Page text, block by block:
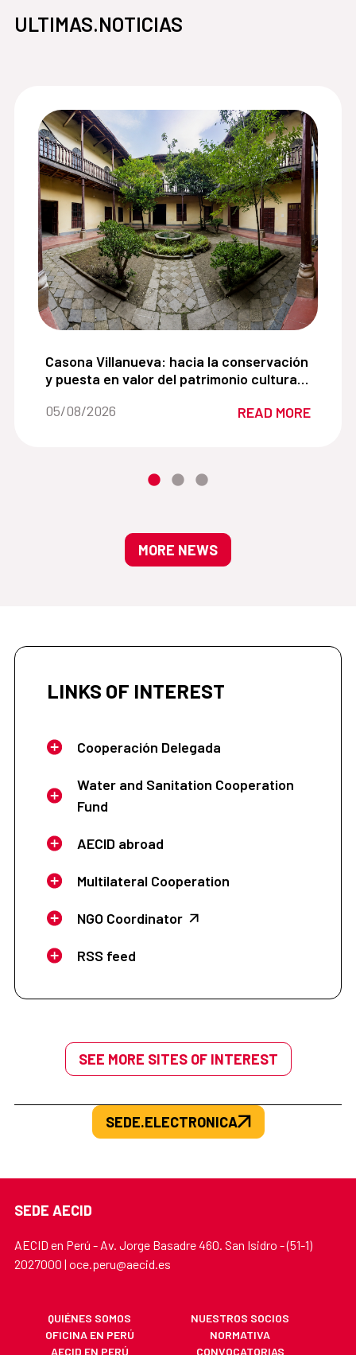
ULTIMAS.NOTICIAS
impulsar la recuperación del espacio público en
Casona Villanueva: hacia la conservación y
Casona Villanueva: hacia la conservación
y puesta en valor del patrimonio cultural
Date of the news::
05/08/2026 READ MORE
MORE NEWS
LINKS OF INTEREST
Cooperación Delegada
Water and Sanitation Cooperation
Fund
AECID abroad
Multilateral Cooperation
NGO Coordinator
RSS feed
SEE MORE SITES OF INTEREST
SEDE.ELECTRONICA
SEDE AECID
AECID en Perú - Av. Jorge Basadre 460. San Isidro - (51-1)
2027000 | oce.peru@aecid.es
QUIÉNES SOMOS
NUESTROS SOCIOS
OFICINA EN PERÚ
NORMATIVA
AECID EN PERÚ
CONVOCATORIAS